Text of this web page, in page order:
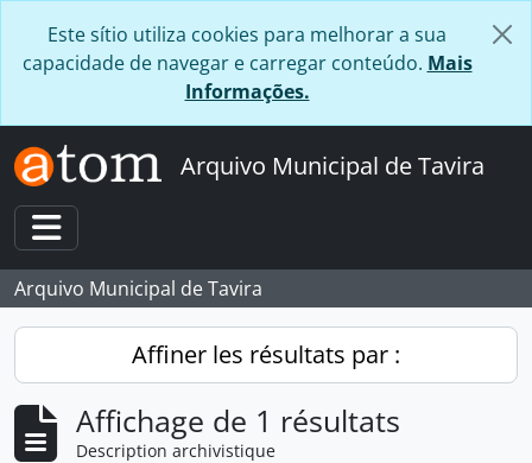
Este sítio utiliza cookies para melhorar a sua
capacidade de navegar e carregar conteúdo. Mais
Informações.
Arquivo Municipal de Tavira
Toggle navigation
Arquivo Municipal de Tavira
Affiner les résultats par :
Affichage de 1 résultats
Description archivistique